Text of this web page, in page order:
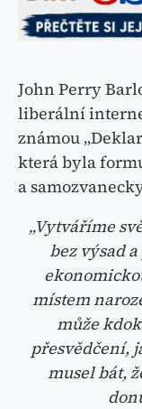
John Perry
liberální
známou
která byla
a
„Vytváříme
bez výsad
místem
může
přesvědčení,
musel bát,